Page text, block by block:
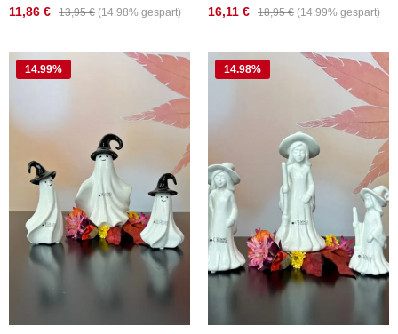
11,86 € 13,95 € (14.98% gespart) 16,11 € 18,95 € (14.99% gespart)
14.99% 14.98%